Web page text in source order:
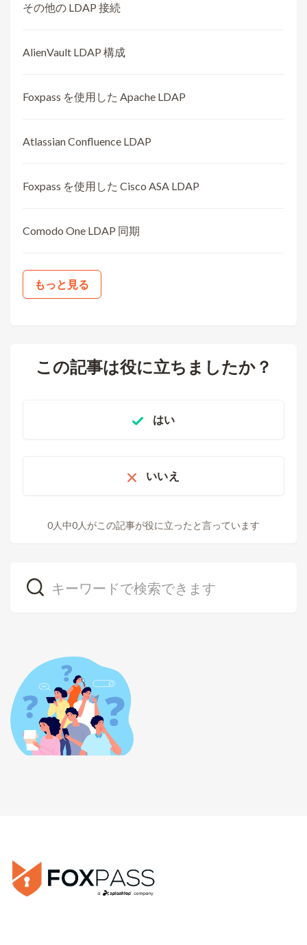
その他の LDAP 接続
AlienVault LDAP 構成
Foxpass を使用した Apache LDAP
Atlassian Confluence LDAP
Foxpass を使用した Cisco ASA LDAP
Comodo One LDAP 同期
もっと見る
この記事は役に立ちましたか？
はい
いいえ
0人中0人がこの記事が役に立ったと言っています